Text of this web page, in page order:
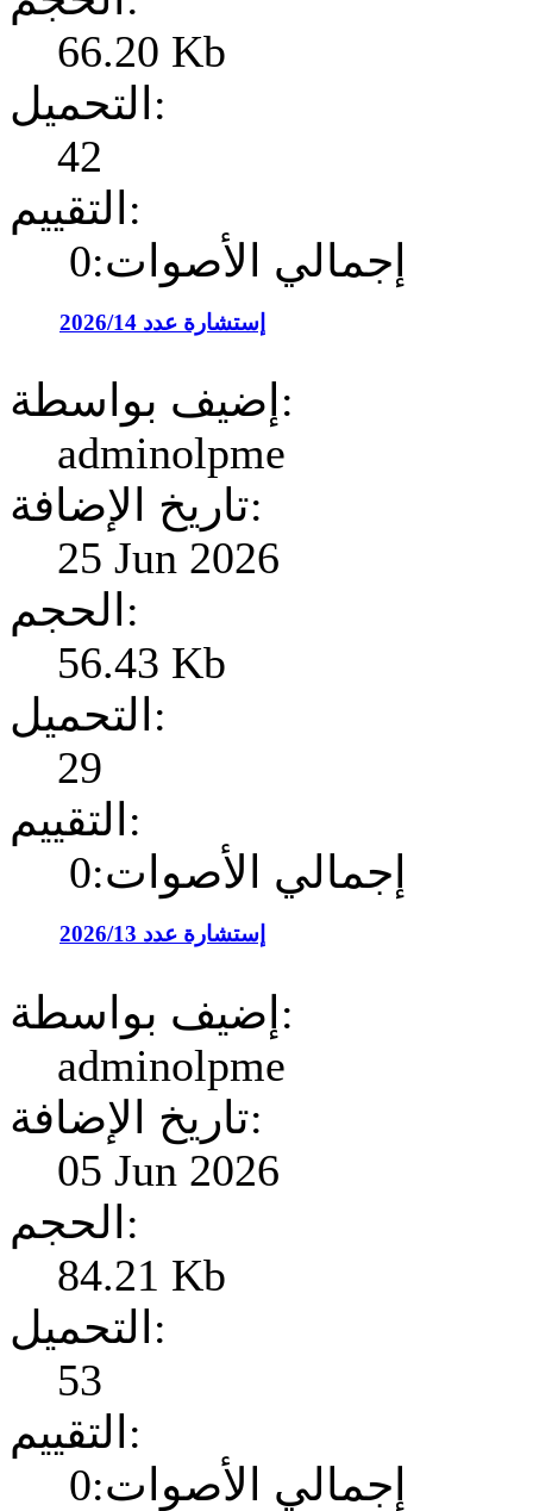
66.20 Kb
التحميل:
42
التقييم:
إجمالي الأصوات:0
إستشارة عدد 2026/14
إضيف بواسطة:
adminolpme
تاريخ الإضافة:
25 Jun 2026
الحجم:
56.43 Kb
التحميل:
29
التقييم:
إجمالي الأصوات:0
إستشارة عدد 2026/13
إضيف بواسطة:
adminolpme
تاريخ الإضافة:
05 Jun 2026
الحجم:
84.21 Kb
التحميل:
53
التقييم:
إجمالي الأصوات:0